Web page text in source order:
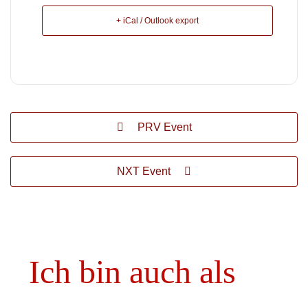
+ iCal / Outlook export
PRV Event
NXT Event
Ich bin auch als